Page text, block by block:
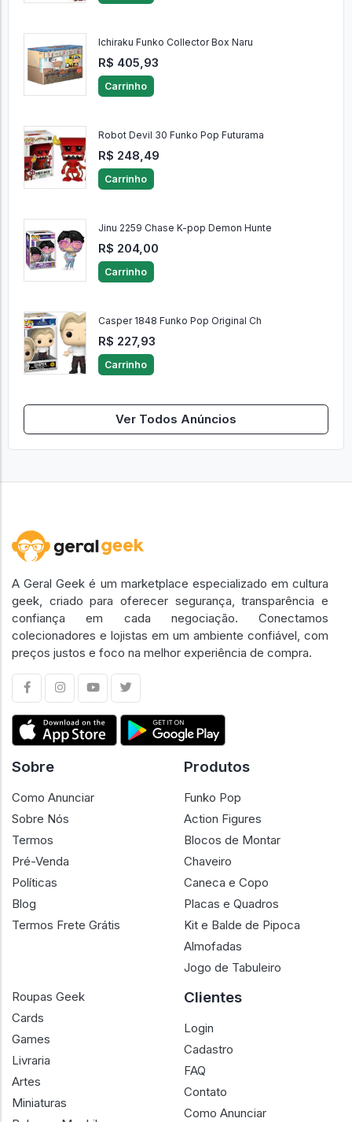
Ichiraku Funko Collector Box Naru
R$ 405,93
Carrinho
Robot Devil 30 Funko Pop Futurama
R$ 248,49
Carrinho
Jinu 2259 Chase K-pop Demon Hunte
R$ 204,00
Carrinho
Casper 1848 Funko Pop Original Ch
R$ 227,93
Carrinho
Ver Todos Anúncios
A Geral Geek é um marketplace especializado em cultura
geek, criado para oferecer segurança, transparência e
confiança em cada negociação. Conectamos
colecionadores e lojistas em um ambiente confiável, com
preços justos e foco na melhor experiência de compra.
Sobre
Como Anunciar
Sobre Nós
Termos
Pré-Venda
Políticas
Blog
Termos Frete Grátis
Produtos
Funko Pop
Action Figures
Blocos de Montar
Chaveiro
Caneca e Copo
Placas e Quadros
Kit e Balde de Pipoca
Almofadas
Jogo de Tabuleiro
Roupas Geek
Cards
Games
Livraria
Artes
Miniaturas
Clientes
Login
Cadastro
FAQ
Contato
Como Anunciar